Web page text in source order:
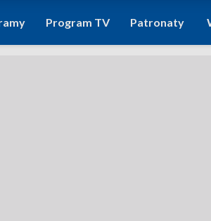
Program TV Patronaty